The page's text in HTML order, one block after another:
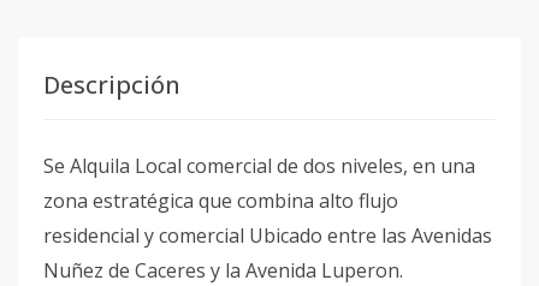
Descripción
Se Alquila Local comercial de dos niveles, en una
zona estratégica que combina alto flujo
residencial y comercial Ubicado entre las Avenidas
Nuñez de Caceres y la Avenida Luperon.